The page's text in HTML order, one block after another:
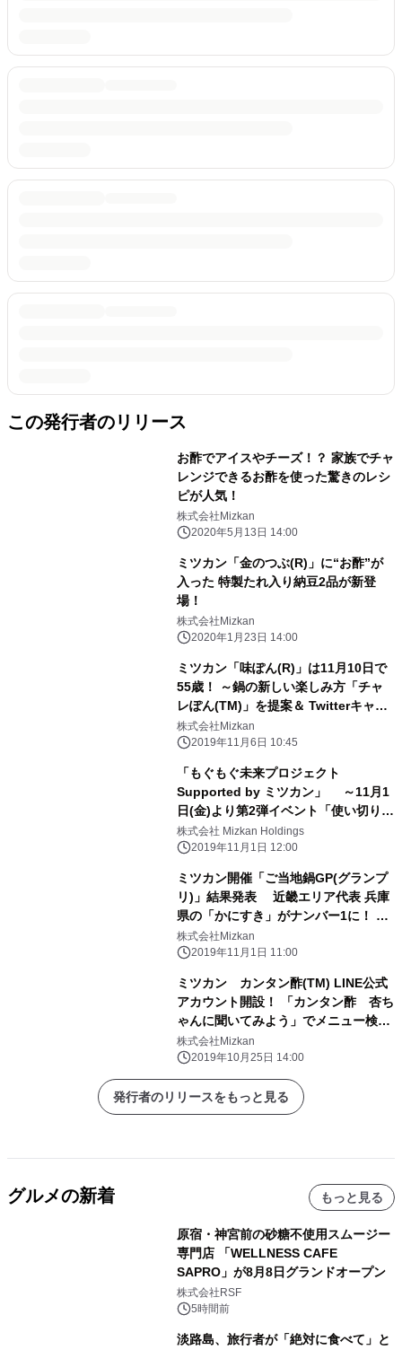
この発行者のリリース
お酢でアイスやチーズ！？ 家族でチャ
レンジできるお酢を使った驚きのレシ
ピが人気！
株式会社Mizkan
2020年5月13日 14:00
ミツカン「金のつぶ(R)」に“お酢”が
入った 特製たれ入り納豆2品が新登
場！
株式会社Mizkan
2020年1月23日 14:00
ミツカン「味ぽん(R)」は11月10日で
55歳！ ～鍋の新しい楽しみ方「チャ
レぽん(TM)」を提案＆ Twitterキャン
ペーン実施！～
株式会社Mizkan
2019年11月6日 10:45
「もぐもぐ未来プロジェクト
Supported by ミツカン」 ～11月1
日(金)より第2弾イベント「使い切り体
験！」募集開始～
株式会社 Mizkan Holdings
2019年11月1日 12:00
ミツカン開催「ご当地鍋GP(グランプ
リ)」結果発表 近畿エリア代表 兵庫
県の「かにすき」がナンバー1に！ ～
昨年ナンバー1の 北海道「じゃがキム
チのタッカルビ鍋」は僅差で2位～
株式会社Mizkan
2019年11月1日 11:00
ミツカン カンタン酢(TM) LINE公式
アカウント開設！ 「カンタン酢 杏ち
ゃんに聞いてみよう」でメニュー検
索！ ～新TVCM「うっとり(鶏)しみう
ま漬け焼き篇」も 10月26日放映開始
～
株式会社Mizkan
2019年10月25日 14:00
発行者のリリースをもっと見る
グルメの新着 もっと見る
原宿・神宮前の砂糖不使用スムージー
専門店 「WELLNESS CAFE
SAPRO」が8月8日グランドオープン
株式会社RSF
5時間前
淡路島、旅行者が「絶対に食べて」と